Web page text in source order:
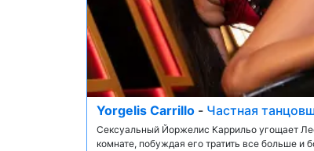
Yorgelis Carrillo - Частная
Сексуальный Йоржелис Каррильо угощает
комнате, побуждая его тратить все больше и